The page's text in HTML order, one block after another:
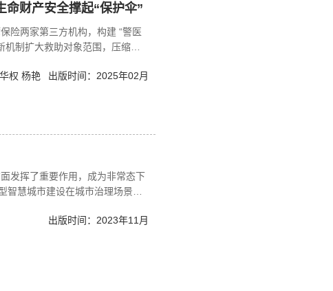
命财产安全撑起“保护伞”
险两家第三方机构，构建 “警医
制扩大救助对象范围，压缩办
，成为全国首个双机构竞争管理
出版时间：2025年02月
权 杨艳
发挥了重要作用，成为非常态下
慧城市建设在城市治理场景、
论，加强基层和社区智慧治理关
治。
出版时间：2023年11月